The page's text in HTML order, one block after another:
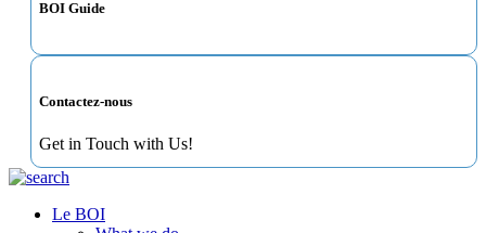
BOI Guide
Contactez-nous
Get in Touch with Us!
Le BOI